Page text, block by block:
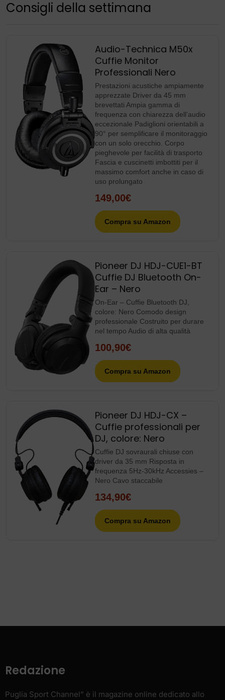
Consigli della settimana
Audio-Technica M50x
Cuffie Monitor
Professionali Nero
Prestazioni acustiche ampiamente
apprezzate Driver da 45 mm
brevettati Ampia gamma di
frequenza con chiarezza dell’audio
eccezionale Padiglioni orientabili a
90° per semplificare il monitoraggio
con un solo orecchio. Corpo
pieghevole per facilità di trasporto
Fascia e cuscinetti imbottiti per il
massimo comfort anche in caso di
uso prolungato
149,00€
Compra su Amazon
Pioneer DJ HDJ-CUE1-BT
Cuffie DJ Bluetooth On-
Ear – Nero
On-Ear – Cuffie Bluetooth DJ,
colore: Nero Comodo design
professionale Costruito per durare
nel tempo Audio di alta qualità
100,90€
Compra su Amazon
Pioneer DJ HDJ-CX –
Cuffie professionali per
DJ, colore: Nero
Cuffie DJ sovraurali chiuse con
driver da 35 mm Risposta in
frequenza 5Hz-30kHz Accessies –
Nero Cavo staccabile
134,90€
Compra su Amazon
Redazione
Puglia Sport Channel” è il magazine online dedicato allo